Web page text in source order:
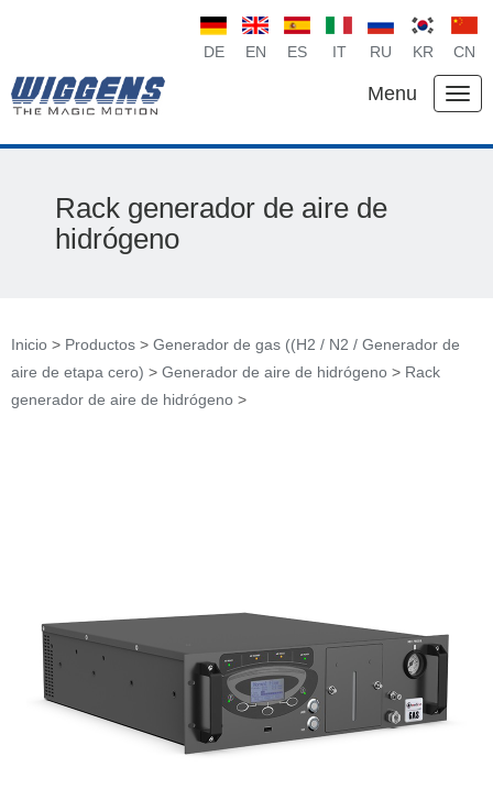
DE EN ES IT RU KR CN
Menu
Rack generador de aire de
hidrógeno
Inicio > Productos > Generador de gas ((H2 / N2 / Generador de
aire de etapa cero) > Generador de aire de hidrógeno > Rack
generador de aire de hidrógeno >